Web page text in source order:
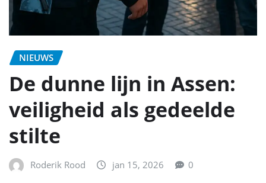
NIEUWS
De dunne lijn in Assen:
veiligheid als gedeelde
stilte
Roderik Rood jan 15, 2026 0